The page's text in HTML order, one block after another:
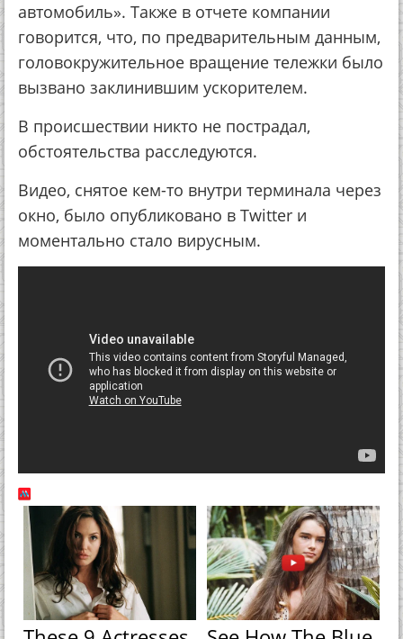
автомобиль». Также в отчете компании
говорится, что, по предварительным данным,
головокружительное вращение тележки было
вызвано заклинившим ускорителем.
В происшествии никто не пострадал,
обстоятельства расследуются.
Видео, снятое кем-то внутри терминала через
окно, было опубликовано в Twitter и
моментально стало вирусным.